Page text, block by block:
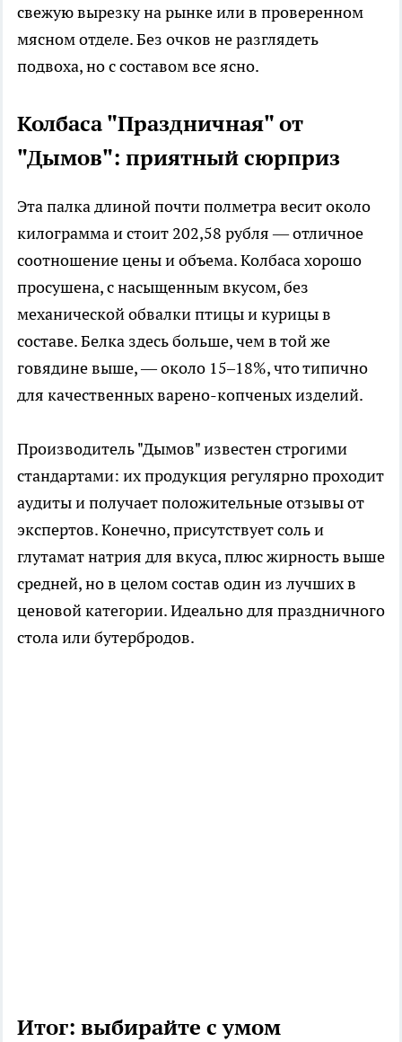
свежую вырезку на рынке или в проверенном
мясном отделе. Без очков не разглядеть
подвоха, но с составом все ясно.
Колбаса "Праздничная" от
"Дымов": приятный сюрприз
Эта палка длиной почти полметра весит около
килограмма и стоит 202,58 рубля — отличное
соотношение цены и объема. Колбаса хорошо
просушена, с насыщенным вкусом, без
механической обвалки птицы и курицы в
составе. Белка здесь больше, чем в той же
говядине выше, — около 15–18%, что типично
для качественных варено-копченых изделий.
Производитель "Дымов" известен строгими
стандартами: их продукция регулярно проходит
аудиты и получает положительные отзывы от
экспертов. Конечно, присутствует соль и
глутамат натрия для вкуса, плюс жирность выше
средней, но в целом состав один из лучших в
ценовой категории. Идеально для праздничного
стола или бутербродов.
Итог: выбирайте с умом